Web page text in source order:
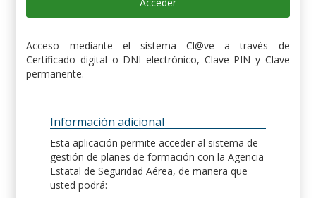
Acceso mediante el sistema Cl@ve a través de
Certificado digital o DNI electrónico, Clave PIN y Clave
permanente.
Información adicional
Esta aplicación permite acceder al sistema de
gestión de planes de formación con la Agencia
Estatal de Seguridad Aérea, de manera que
usted podrá: